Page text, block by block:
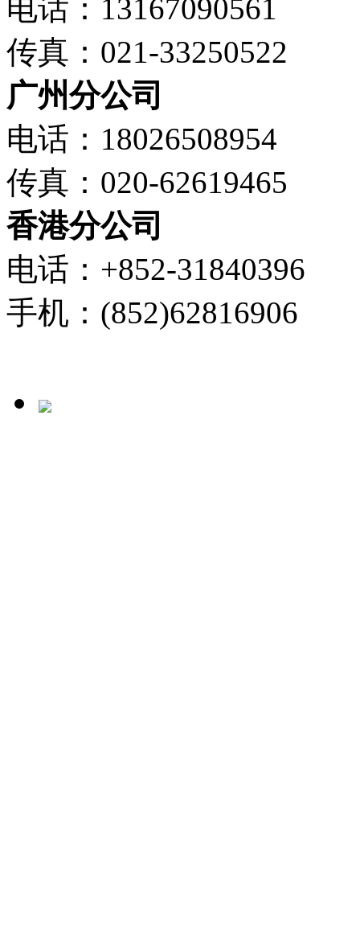
电话：13167090561
传真：021-33250522
广州分公司
电话：18026508954
传真：020-62619465
香港分公司
电话：+852-31840396
手机：(852)62816906